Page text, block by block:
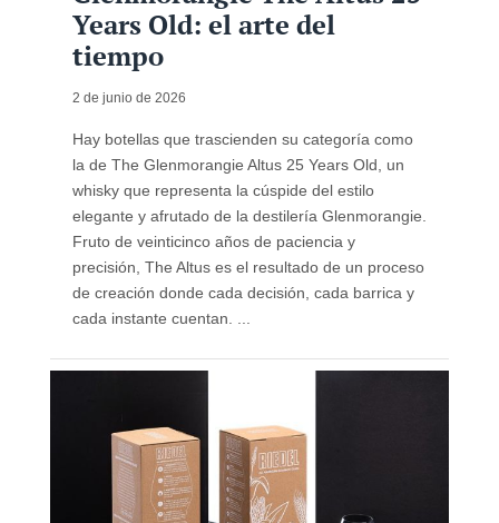
Years Old: el arte del
tiempo
2 de junio de 2026
Hay botellas que trascienden su categoría como
la de The Glenmorangie Altus 25 Years Old, un
whisky que representa la cúspide del estilo
elegante y afrutado de la destilería Glenmorangie.
Fruto de veinticinco años de paciencia y
precisión, The Altus es el resultado de un proceso
de creación donde cada decisión, cada barrica y
cada instante cuentan. ...